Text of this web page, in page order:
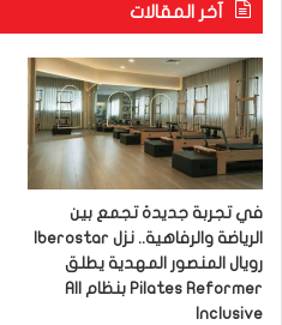
آخر المقالات
في تجربة جديدة تجمع بين
رويال المنصور المهدية يطلق
Pilates Reformer بنظام All
Inclusive